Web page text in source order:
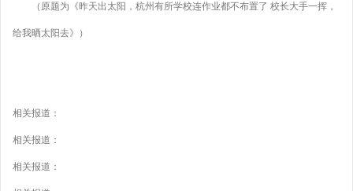
（原题为《昨天出太阳，杭州有所学校连作业都不布置了 校长大手一挥，
给我晒太阳去》）
相关报道：
相关报道：
相关报道：